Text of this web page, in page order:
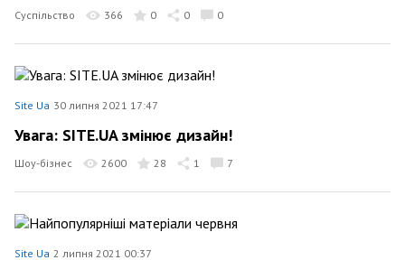
Суспільство 366 0 0 0
Site Ua 30 липня 2021 17:47
Увага: SITE.UA змінює дизайн!
Шоу-бізнес 2600 28 1 7
Site Ua 2 липня 2021 00:37